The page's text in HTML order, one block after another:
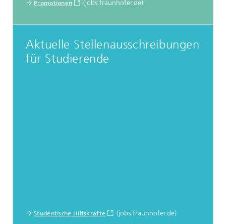
Promotionen (jobs.fraunhofer.de)
Aktuelle Stellenausschreibungen
für Studierende
Studentische Hilfskräfte (jobs.fraunhofer.de)